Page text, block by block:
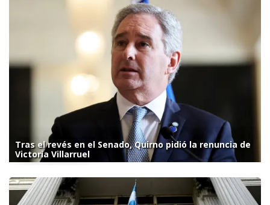
Tras el revés en el Senado, Quirno pidió la renuncia de
Victoria Villarruel